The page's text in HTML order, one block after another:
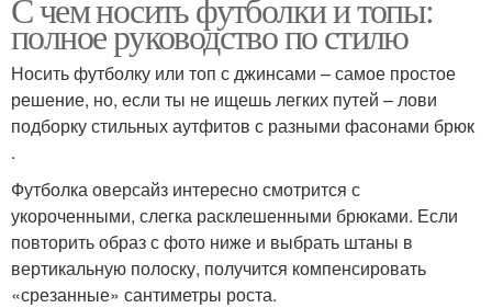
полное руководство по стилю
Носить футболку или топ с джинсами – самое простое
решение, но, если ты не ищешь легких путей – лови
подборку стильных аутфитов с разными фасонами брюк
.
Футболка оверсайз интересно смотрится с
укороченными, слегка расклешенными брюками. Если
повторить образ с фото ниже и выбрать штаны в
вертикальную полоску, получится компенсировать
«срезанные» сантиметры роста.